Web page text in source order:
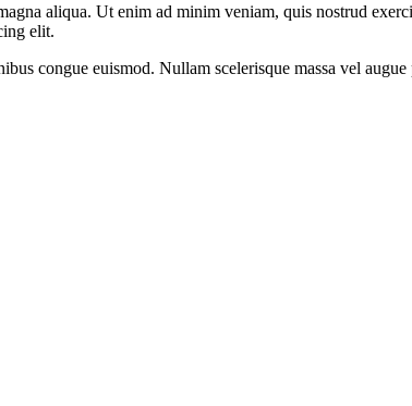
aliqua. Ut enim ad minim veniam, quis nostrud
elit.
congue euismod. Nullam scelerisque massa vel augue